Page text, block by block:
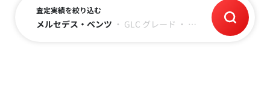
査定実績を絞り込む
メルセデス・ベンツ ・ GLC グレード ・ 平成29年(2017)